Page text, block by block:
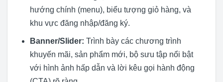
hướng chính (menu), biểu tượng giỏ hàng, và
khu vực đăng nhập/đăng ký.
Banner/Slider: Trình bày các chương trình
khuyến mãi, sản phẩm mới, bộ sưu tập nổi bật
với hình ảnh hấp dẫn và lời kêu gọi hành động